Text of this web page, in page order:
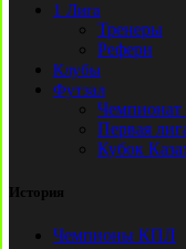
1 Лига
Тренеры
Рефери
Клубы
Футзал
Чемпионат
Первая
Кубок
История
Чемпионы КПЛ